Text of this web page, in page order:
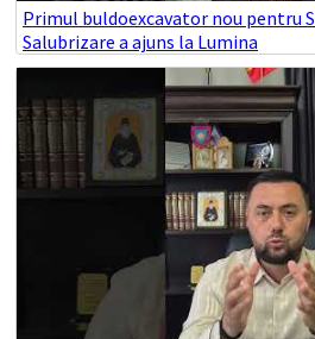
Primul buldoexcavator nou pentru
Salubrizare a ajuns la Lumina